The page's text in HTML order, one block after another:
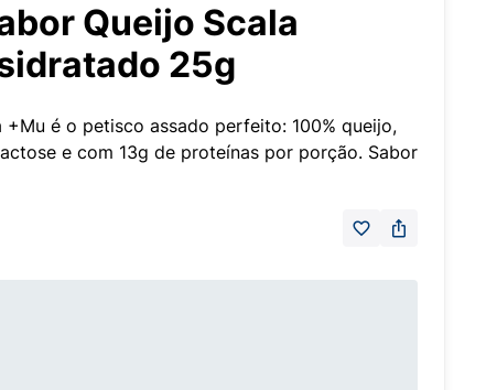
Queijo Scala
25g
+Mu é o petisco assado perfeito: 100% queijo,
e com 13g de proteínas por porção. Sabor